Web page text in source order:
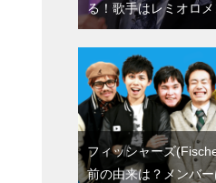
る！歌手はレミオロ
フィッシャーズ
前の由来は？メンバ